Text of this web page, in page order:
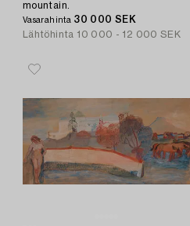
mountain.
Vasarahinta 30 000 SEK
Lähtöhinta 10 000 - 12 000 SEK